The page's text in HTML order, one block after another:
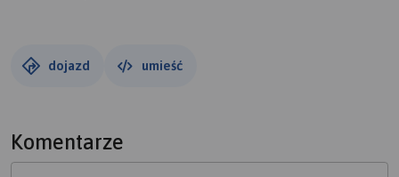
dojazd umieść
Komentarze